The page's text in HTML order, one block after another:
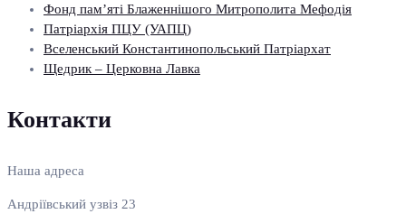
Фонд пам’яті Блаженнішого Митрополита Мефодія
Патріархія ПЦУ (УАПЦ)
Вселенський Константинопольський Патріархат
Щедрик – Церковна Лавка
Контакти
Наша адреса
Андріївський узвіз 23